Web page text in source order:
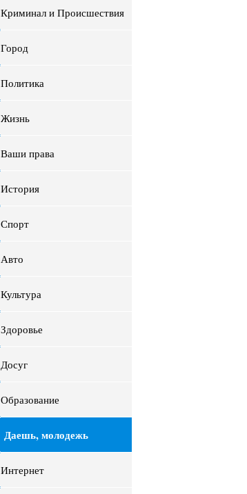
Криминал и Происшествия
Город
Политика
Жизнь
Ваши права
История
Спорт
Авто
Культура
Здоровье
Досуг
Образование
Даешь, молодежь
Интернет